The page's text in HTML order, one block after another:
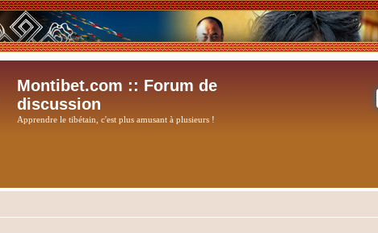
Montibet.com :: Forum de
discussion
Apprendre le tibétain, c'est plus amusant à plusieurs !